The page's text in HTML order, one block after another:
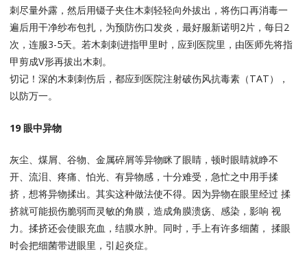
刺尽量外露，然后用镊子夹住木刺轻轻向外拔出，将伤口再消毒一
遍后用干净纱布包扎，为预防伤口发炎，最好服新诺明2片，每日2
次，连服3-5天。若木刺刺进指甲里时，应到医院里，由医师先将指
甲剪成V形再拔出木刺。
切记！深的木刺刺伤后，都应到医院注射破伤风抗毒素（TAT），
以防万一。
19 眼中异物
灰尘、煤屑、谷物、金属碎屑等异物眯了眼睛，顿时眼睛就睁不
开、流泪、疼痛、怕光、有异物感，十分难受，急忙之中用手揉
挤，想将异物揉出。其实这种做法使不得。因为异物在眼里经过 揉
挤就可能损伤脆弱而灵敏的角膜，造成角膜溃疡、感染，影响 视
力。揉挤还会使眼充血，结膜水肿。同时，手上有许多细菌， 揉眼
时会把细菌带进眼里，引起炎症。